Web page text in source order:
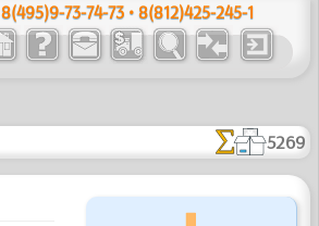
8(495)9-73-74-73 • 8(812)425-245-1
5269